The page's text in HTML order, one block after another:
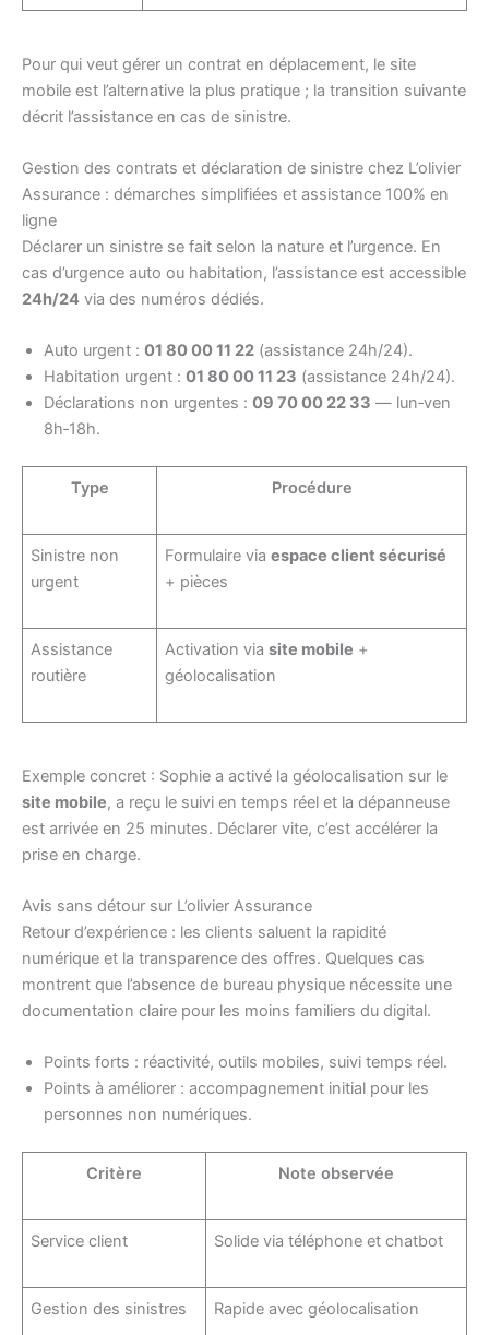
Pour qui veut gérer un contrat en déplacement, le site
mobile est l’alternative la plus pratique ; la transition suivante
décrit l’assistance en cas de sinistre.
Gestion des contrats et déclaration de sinistre chez L’olivier
Assurance : démarches simplifiées et assistance 100% en
ligne
Déclarer un sinistre se fait selon la nature et l’urgence. En
cas d’urgence auto ou habitation, l’assistance est accessible
24h/24 via des numéros dédiés.
Auto urgent : 01 80 00 11 22 (assistance 24h/24).
Habitation urgent : 01 80 00 11 23 (assistance 24h/24).
Déclarations non urgentes : 09 70 00 22 33 — lun‑ven
8h‑18h.
Type Procédure
Sinistre non
urgent
Formulaire viaespace client sécurisé
+ pièces
Assistance
routière
Activation viasite mobile +
géolocalisation
Exemple concret : Sophie a activé la géolocalisation sur le
site mobile, a reçu le suivi en temps réel et la dépanneuse
est arrivée en 25 minutes. Déclarer vite, c’est accélérer la
prise en charge.
Avis sans détour sur L’olivier Assurance
Retour d’expérience : les clients saluent la rapidité
numérique et la transparence des offres. Quelques cas
montrent que l’absence de bureau physique nécessite une
documentation claire pour les moins familiers du digital.
Points forts : réactivité, outils mobiles, suivi temps réel.
Points à améliorer : accompagnement initial pour les
personnes non numériques.
Critère Note observée
Service client Solide via téléphone et chatbot
Gestion des sinistres Rapide avec géolocalisation